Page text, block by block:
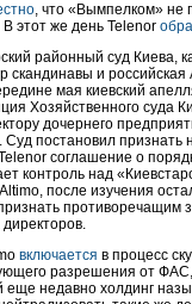
, что «Вымпелком» не
В этот же день Telenor
районный суд Киева,
скандинавы и
мая киевский
Хозяйственного суда
дочернего
постановил признать
соглашение о
контроль над
после изучения
противоречащим
включается в процесс
разрешения от
еще недавно холдинг